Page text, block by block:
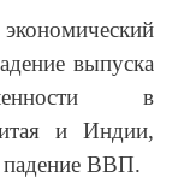
выпуска
в
и Индии,
падение ВВП.